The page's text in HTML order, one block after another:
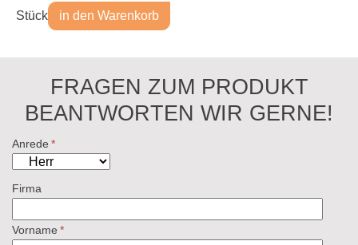
Stück in den Warenkorb
FRAGEN ZUM PRODUKT
BEANTWORTEN WIR GERNE!
Anrede *
Firma
Vorname *